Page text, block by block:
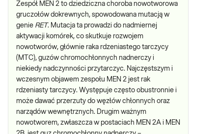
Zespół MEN 2 to dziedziczna choroba nowotworowa
gruczołów dokrewnych, spowodowana mutacją w
genie RET. Mutacja ta prowadzi do nadmiernej
aktywacji komórek, co skutkuje rozwojem
nowotworów, głównie raka rdzeniastego tarczycy
(MTC), guzów chromochłonnych nadnerczy i
niekiedy nadczynności przytarczyc. Najczęstszym i
wczesnym objawem zespołu MEN 2 jest rak
rdzeniasty tarczycy. Występuje często obustronnie i
może dawać przerzuty do węzłów chłonnych oraz
narządów wewnętrznych. Drugim ważnym
nowotworem, zwłaszcza w postaciach MEN 2A i MEN